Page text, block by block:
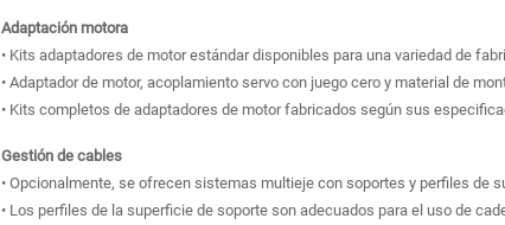
Adaptación motora
• Kits adaptadores de motor estándar disponibles para una variedad de
• Adaptador de motor, acoplamiento servo con juego cero y material de
• Kits completos de adaptadores de motor fabricados según sus
Gestión de cables
• Opcionalmente, se ofrecen sistemas multieje con soportes y perfiles de
• Los perfiles de la superficie de soporte son adecuados para el uso de